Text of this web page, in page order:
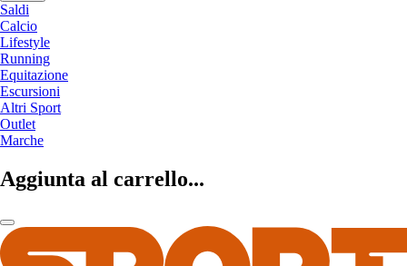
Saldi
Calcio
Lifestyle
Running
Equitazione
Escursioni
Altri Sport
Outlet
Marche
Aggiunta al carrello...